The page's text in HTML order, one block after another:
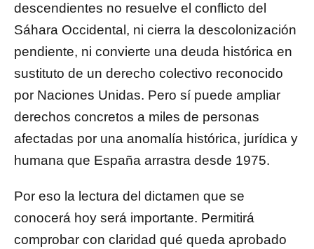
descendientes no resuelve el conflicto del
Sáhara Occidental, ni cierra la descolonización
pendiente, ni convierte una deuda histórica en
sustituto de un derecho colectivo reconocido
por Naciones Unidas. Pero sí puede ampliar
derechos concretos a miles de personas
afectadas por una anomalía histórica, jurídica y
humana que España arrastra desde 1975.
Por eso la lectura del dictamen que se
conocerá hoy será importante. Permitirá
comprobar con claridad qué queda aprobado